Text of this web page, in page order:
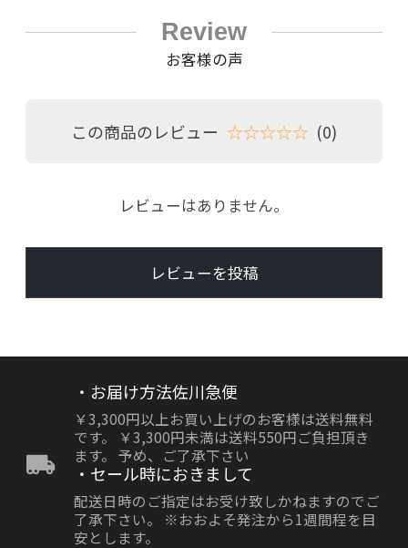
Review
お客様の声
この商品のレビュー ☆☆☆☆☆ (0)
レビューはありません。
レビューを投稿
・お届け方法佐川急便
￥3,300円以上お買い上げのお客様は送料無料
です。 ￥3,300円未満は送料550円ご負担頂き
ます。 予め、ご了承下さい
・セール時におきまして
配送日時のご指定はお受け致しかねますのでご
了承下さい。 ※おおよそ発注から1週間程を目
安とします。